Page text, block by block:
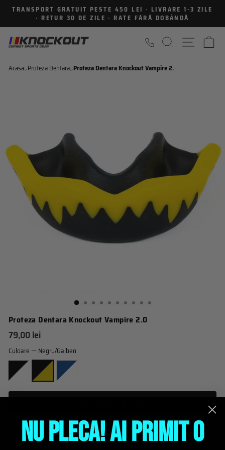
Sari
continut
Intrerupe
TRANSPORT GRATUIT PESTE 450 LEI · LIVRARE 1-3 ZILE
· RETUR 30 DE ZILE · RATE FĂRĂ DOBÂNDĂ
CAUTARE
Acasa>Proteza Dentara>Proteza Dentara Knockout Vampire 2.0
Proteza Dentara Knockout Vampire 2.0
Pret
obisnuit
79,00 lei
Culoare—Negru/Galben
Descriere Proteza Dentara Knockout Vampire 2.0
NU PLECA! AI PRIMIT O